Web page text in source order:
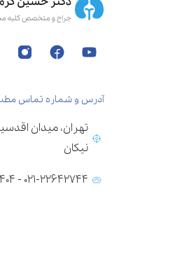
آدرس و شماره تماس
نیکان
۰۲۱-۲۲۶۴۲۷۴۴ - ۰۲۱-۲۲۶۴۷۴۰۴